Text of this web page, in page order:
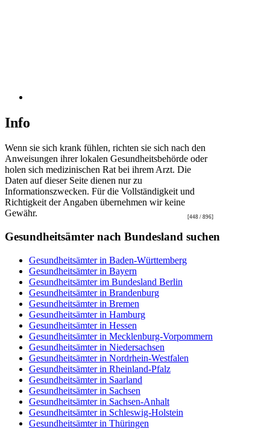
Info
Wenn sie sich krank fühlen, richten sie sich nach den
Anweisungen ihrer lokalen Gesundheitsbehörde oder
holen sich medizinischen Rat bei ihrem Arzt. Die
Daten auf dieser Seite dienen nur zu
Informationszwecken. Für die Vollständigkeit und
Richtigkeit der Angaben übernehmen wir keine
Gewähr.
[448 / 896]
Gesundheitsämter nach Bundesland suchen
Gesundheitsämter in Baden-Württemberg
Gesundheitsämter in Bayern
Gesundheitsämter im Bundesland Berlin
Gesundheitsämter in Brandenburg
Gesundheitsämter in Bremen
Gesundheitsämter in Hamburg
Gesundheitsämter in Hessen
Gesundheitsämter in Mecklenburg-Vorpommern
Gesundheitsämter in Niedersachsen
Gesundheitsämter in Nordrhein-Westfalen
Gesundheitsämter in Rheinland-Pfalz
Gesundheitsämter in Saarland
Gesundheitsämter in Sachsen
Gesundheitsämter in Sachsen-Anhalt
Gesundheitsämter in Schleswig-Holstein
Gesundheitsämter in Thüringen